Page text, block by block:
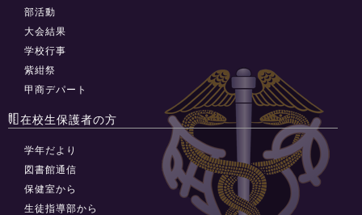
部活動
大会結果
学校行事
紫紺祭
甲商デパート
在校生保護者の方
学年だより
図書館通信
保健室から
生徒指導部から